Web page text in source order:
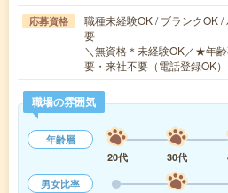
応募資格
職種未経験OK / ブランクOK
要
＼無資格＊未経験OK／★年
要・来社不要（電話登録OK
職場の雰囲気
年齢層
20代
30代
男女比率